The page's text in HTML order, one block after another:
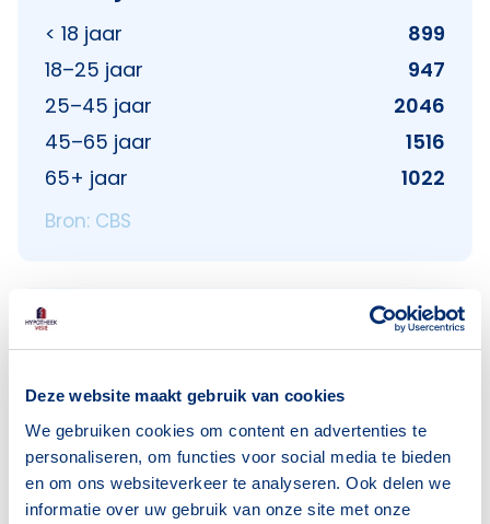
Deze website maakt gebruik van cookies
We gebruiken cookies om content en advertenties te
personaliseren, om functies voor social media te bieden
en om ons websiteverkeer te analyseren. Ook delen we
informatie over uw gebruik van onze site met onze
< 18 jaar
899
18–25 jaar
947
25–45 jaar
2046
45–65 jaar
1516
65+ jaar
1022
Bron: CBS
Huishoudens
Gezin met kinderen
877
Bron: CBS